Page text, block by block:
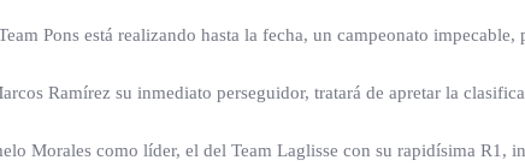
Pons está realizando hasta la fecha, un campeonato
Ramírez su inmediato perseguidor, tratará de apretar la
Morales como líder, el del Team Laglisse con su rapidísima R1,